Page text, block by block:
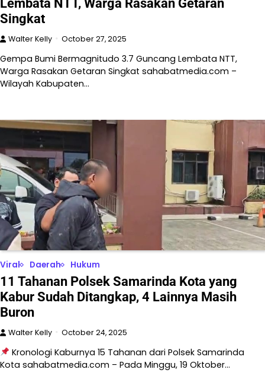
Lembata NTT, Warga Rasakan Getaran
Singkat
Walter Kelly October 27, 2025
Gempa Bumi Bermagnitudo 3.7 Guncang Lembata NTT,
Warga Rasakan Getaran Singkat sahabatmedia.com –
Wilayah Kabupaten…
Viral Daerah Hukum
11 Tahanan Polsek Samarinda Kota yang
Kabur Sudah Ditangkap, 4 Lainnya Masih
Buron
Walter Kelly October 24, 2025
Kronologi Kaburnya 15 Tahanan dari Polsek Samarinda
Kota sahabatmedia.com – Pada Minggu, 19 Oktober…